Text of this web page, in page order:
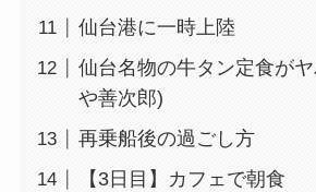
仙台港に一時上陸
仙台名物の牛タン定食が
や善次郎)
再乗船後の過ごし方
【3日目】カフェで朝食